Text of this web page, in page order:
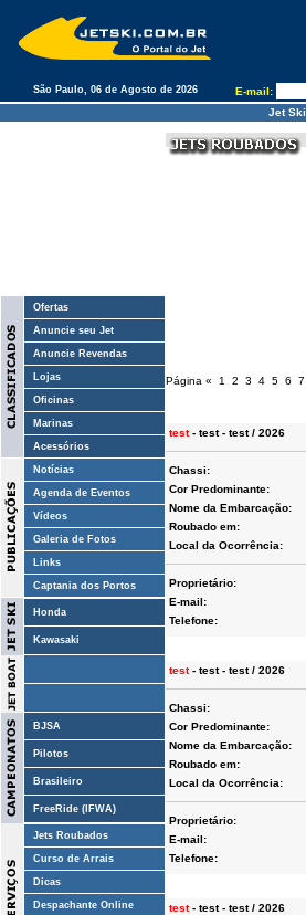
São Paulo, 06 de Agosto de 2026 E-mail:
Jet Ski
Ofertas
Anuncie seu Jet
Anuncie Revendas
Lojas
Oficinas
Marinas
Acessórios
Notícias
Agenda de Eventos
Vídeos
Galeria de Fotos
Links
Captania dos Portos
Honda
Kawasaki
BJSA
Pilotos
Brasileiro
FreeRide (IFWA)
Jets Roubados
Curso de Arrais
Dicas
Despachante Online
Página « 1 2 3 4 5 6 7
test- test - test / 2026
Chassi:
Cor Predominante:
Nome da Embarcação:
Roubado em:
Local da Ocorrência:
Proprietário:
E-mail:
Telefone:
test- test - test / 2026
Chassi:
Cor Predominante:
Nome da Embarcação:
Roubado em:
Local da Ocorrência:
Proprietário:
E-mail:
Telefone:
test- test - test / 2026